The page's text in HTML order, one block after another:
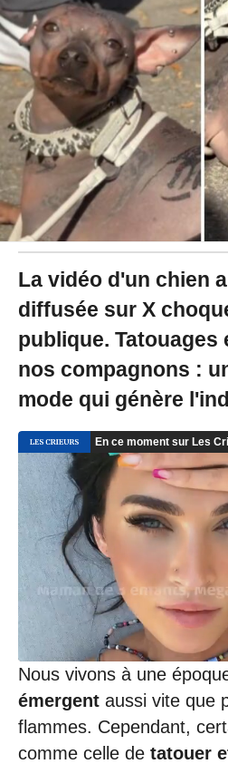
La vidéo d'un chien
diffusée sur X
publique.
nos compagnons :
mode qui génère
Nous vivons à une
émergent aussi vite que
flammes. Cependant,
comme celle de tatouer